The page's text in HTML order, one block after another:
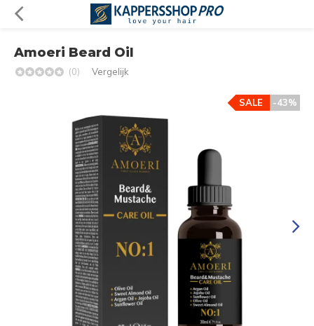
Amoeri Beard Oil
(0) Vergelijk
-43%
SALE